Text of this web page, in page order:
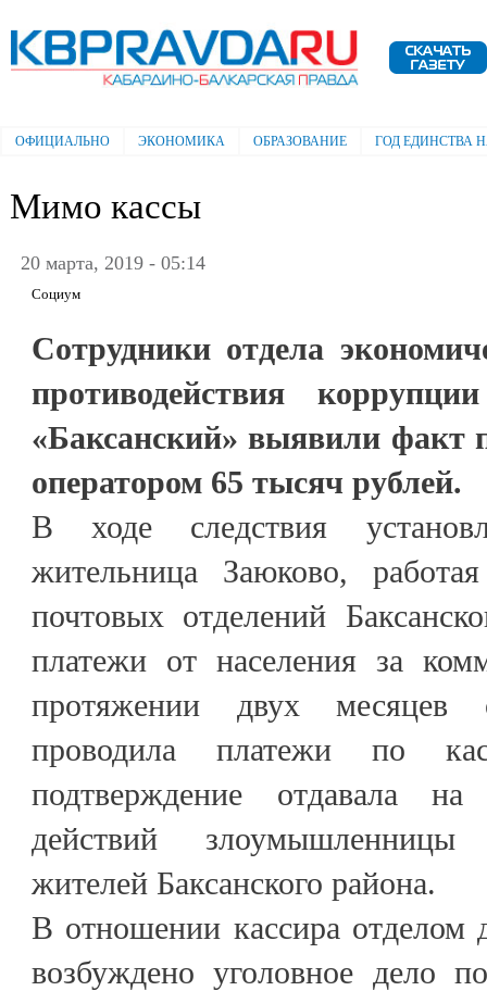
Электронная газета "Кабардино-
Балкарская правда"
Главное меню
ОФИЦИАЛЬНО ЭКОНОМИКА ОБРАЗОВАНИЕ ГОД ЕДИНСТВА
Мимо кассы
20 марта, 2019 - 05:14
Социум
Сотрудники отдела
противодействия
«Баксанский» выявили факт
оператором 65 тысяч рублей.
В ходе следствия
жительница Заюково,
почтовых отделений
платежи от населения за
протяжении двух
проводила платежи по
подтверждение отдавала
действий
жителей Баксанского района.
В отношении кассира
возбуждено уголовное дело